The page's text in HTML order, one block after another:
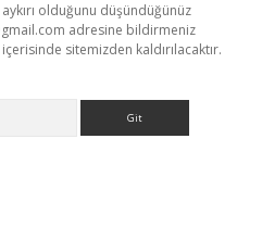
olduğunu düşündüğünüz
adresine bildirmeniz
sitemizden kaldırılacaktır.